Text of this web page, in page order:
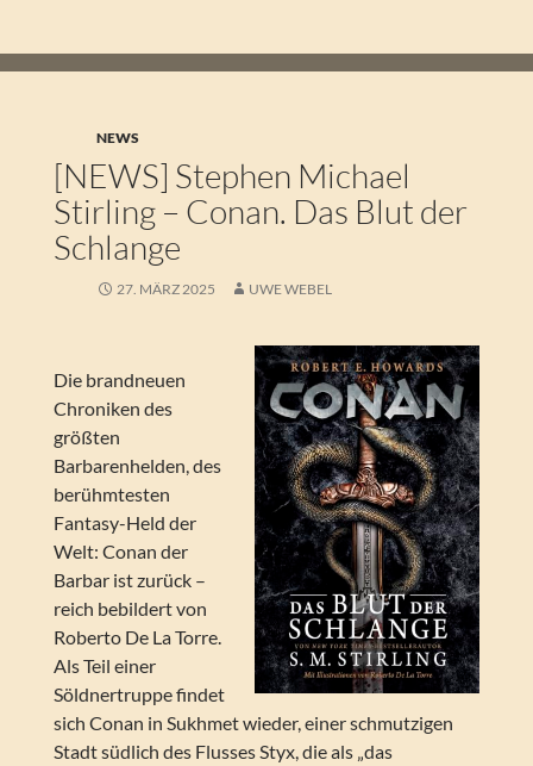
NEWS
[NEWS] Stephen Michael
Stirling – Conan. Das Blut der
Schlange
27. MÄRZ 2025 UWE WEBEL
Die brandneuen
Chroniken des
größten
Barbarenhelden, des
berühmtesten
Fantasy-Held der
Welt: Conan der
Barbar ist zurück –
reich bebildert von
Roberto De La Torre.
Als Teil einer
Söldnertruppe findet
sich Conan in Sukhmet wieder, einer schmutzigen
Stadt südlich des Flusses Styx, die als „das